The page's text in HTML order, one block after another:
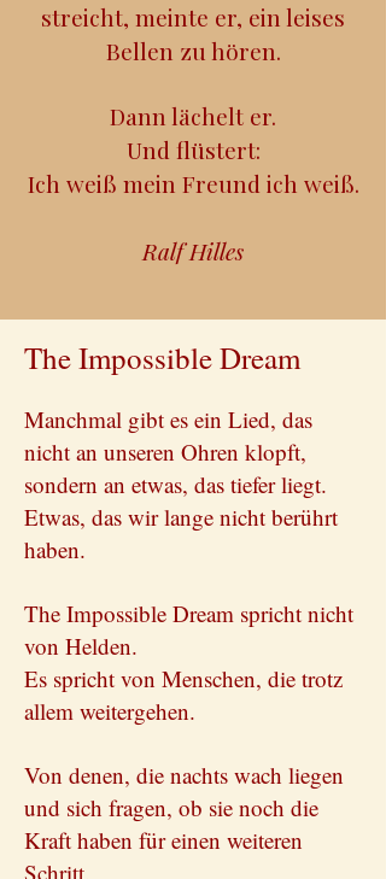
streicht, meinte er, ein leises
Bellen zu hören.
Dann lächelt er.
Und flüstert:
Ich weiß mein Freund ich weiß.
Ralf Hilles
The Impossible Dream
Manchmal gibt es ein Lied, das
nicht an unseren Ohren klopft,
sondern an etwas, das tiefer liegt.
Etwas, das wir lange nicht berührt
haben.
The Impossible Dream spricht nicht
von Helden.
Es spricht von Menschen, die trotz
allem weitergehen.
Von denen, die nachts wach liegen
und sich fragen, ob sie noch die
Kraft haben für einen weiteren
Schritt.